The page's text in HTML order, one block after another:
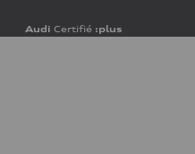
Audi Certifié :plus